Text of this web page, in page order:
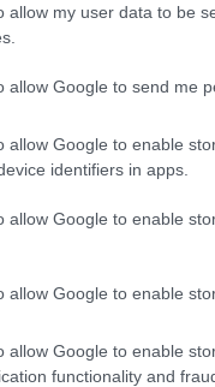
allow my user data to be
allow Google to send me
allow Google to enable
identifiers in apps.
allow Google to enable
allow Google to enable
allow Google to enable
functionality and
durará la
de EE. UU.
a lo largo
a los rebeldes
el resto de países de
Boris Johnson,
ser «sangriento y